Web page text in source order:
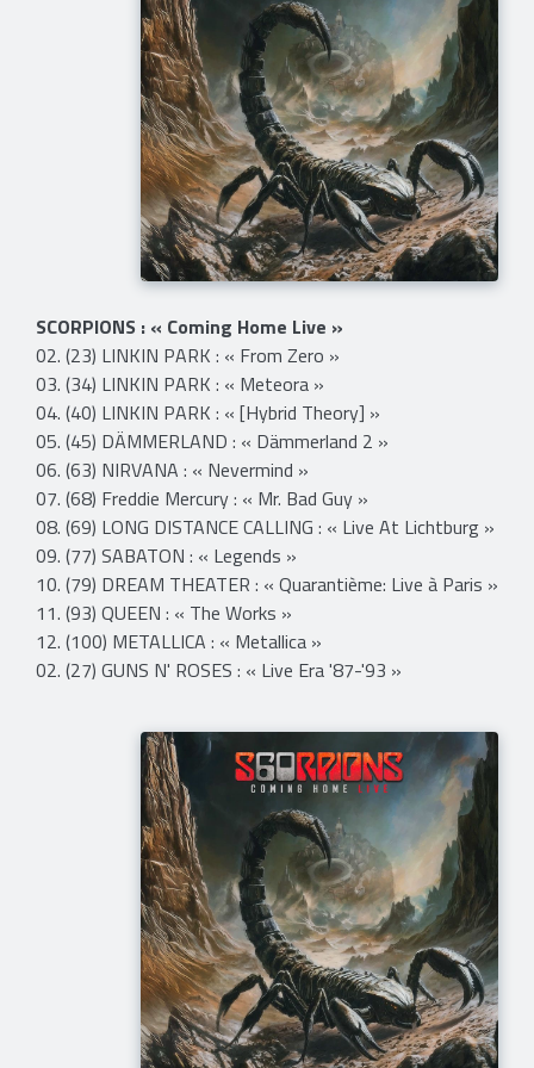
SCORPIONS : « Coming Home Live »
02. (23) LINKIN PARK : « From Zero »
03. (34) LINKIN PARK : « Meteora »
04. (40) LINKIN PARK : « [Hybrid Theory] »
05. (45) DÄMMERLAND : « Dämmerland 2 »
06. (63) NIRVANA : « Nevermind »
07. (68) Freddie Mercury : « Mr. Bad Guy »
08. (69) LONG DISTANCE CALLING : « Live At Lichtburg »
09. (77) SABATON : « Legends »
10. (79) DREAM THEATER : « Quarantième: Live à Paris »
11. (93) QUEEN : « The Works »
12. (100) METALLICA : « Metallica »
02. (27) GUNS N' ROSES : « Live Era '87-'93 »